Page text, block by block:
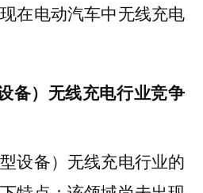
在电动汽车中无线充电
备）无线充电行业竞争
设备）无线充电行业的